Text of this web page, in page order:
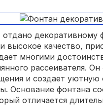
декоративному
высокое качество,
многими
рассеивателя.
и создает уютную
Основание фонтана
отличается